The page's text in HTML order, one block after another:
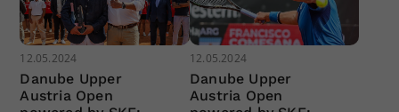
12.05.2024
Danube Upper
Austria Open
12.05.2024
Danube Upper
Austria Open